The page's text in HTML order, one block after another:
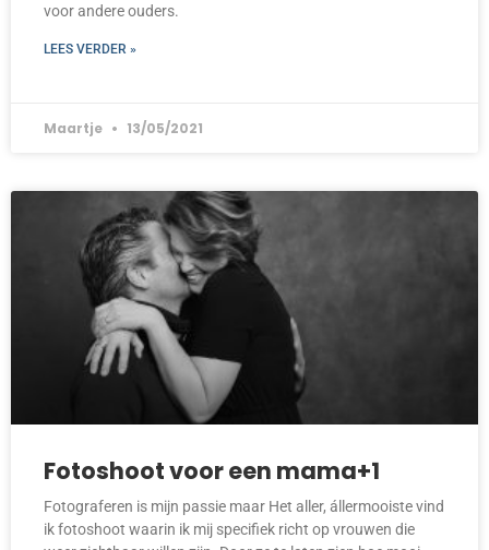
voor andere ouders.
LEES VERDER »
Maartje 13/05/2021
Fotoshoot voor een mama+1
Fotograferen is mijn passie maar Het aller, állermooiste vind
ik fotoshoot waarin ik mij specifiek richt op vrouwen die